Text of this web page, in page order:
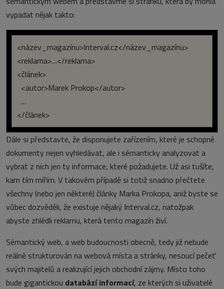
vypadat nějak takto:
<název_magazínu>Interval.cz</název_magazínu>
<reklama>…</reklama>
<článek>
<autor>Marek Prokop</autor>
…
</článek>
Dále si představte, že disponujete zařízením, které je schopné
dokumenty nejen vyhledávat, ale i sémanticky analyzovat a
vybrat z nich jen ty informace, které požadujete. Už asi tušíte,
kam tím mířím. V takovém případě si totiž snadno přečtete
všechny (nebo jen některé) články Marka Prokopa, aniž byste se
vůbec dozvěděli, že existuje nějaký Interval.cz, natožpak
abyste zhlédli reklamu, která tento magazín živí.
Sémantický web, a web budoucnosti obecně, tedy již nebude
reálně strukturován na webová místa a stránky, nesoucí pečeť
svých majitelů a realizující jejich obchodní zájmy. Místo toho
bude gigantickou databází informací, ze kterých si uživatelé